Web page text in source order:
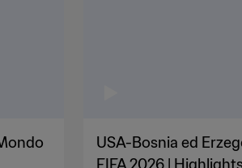
USA-Bosnia ed